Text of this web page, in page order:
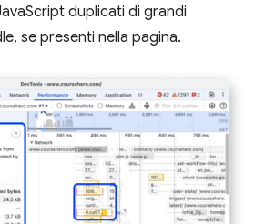
duplicati di grandi
se presenti nella pagina.